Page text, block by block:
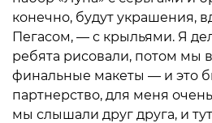
конечно, будут украшения,
Пегасом, — с крыльями. Я
ребята рисовали, потом мы
финальные макеты — и это
партнерство, для меня
мы слышали друг друга, и